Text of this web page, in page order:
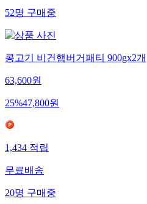
52명구매중
콩고기 비건햄버거패티 900gx2개
63,600원
25%47,800원
1,434적립
무료배송
20명구매중